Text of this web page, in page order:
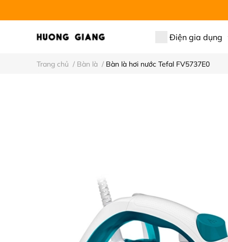
Điện gia dụng
Trang chủ / Bàn là / Bàn là hơi nước Tefal FV5737E0